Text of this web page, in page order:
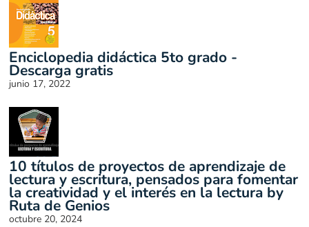
Enciclopedia didáctica 5to grado -
Descarga gratis
junio 17, 2022
10 títulos de proyectos de aprendizaje de
lectura y escritura, pensados para fomentar
la creatividad y el interés en la lectura by
Ruta de Genios
octubre 20, 2024